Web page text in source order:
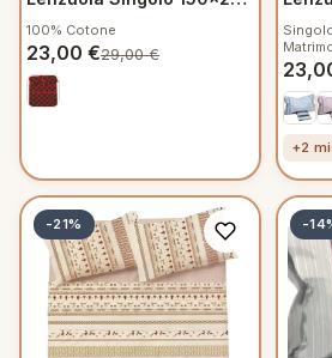
100% Cotone
23,00 €29,00€
cm
D755
+2
-21% -